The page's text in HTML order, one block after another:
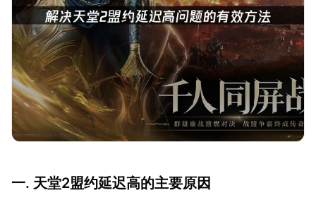
一. 天堂2盟约延迟高的主要原因